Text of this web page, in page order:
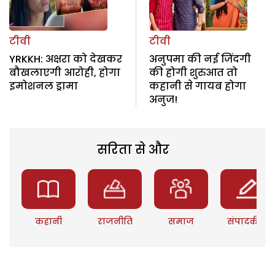
टीवी
YRKKH: अक्षरा को देखकर
बौखलाएगी आरोही, होगा
इमोशनल ड्रामा
टीवी
अनुपमा की नई जिंदगी
की होगी शुरुआत तो
कहानी से गायब होगा
अनुज!
सरिता से और
कहानी राजनीति समाज संपादकीय